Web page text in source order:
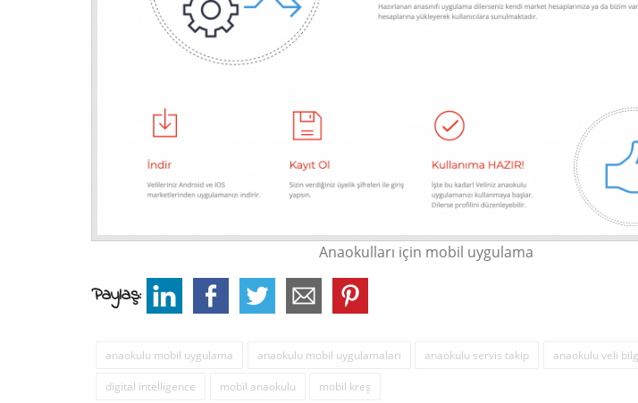
Anaokulları için mobil uygulama
Paylaş:
anaokulu mobil uygulama anaokulu mobil uygulamaları anaokulu servis takip anaokulu veli
digital intelligence mobil anaokulu mobil kreş